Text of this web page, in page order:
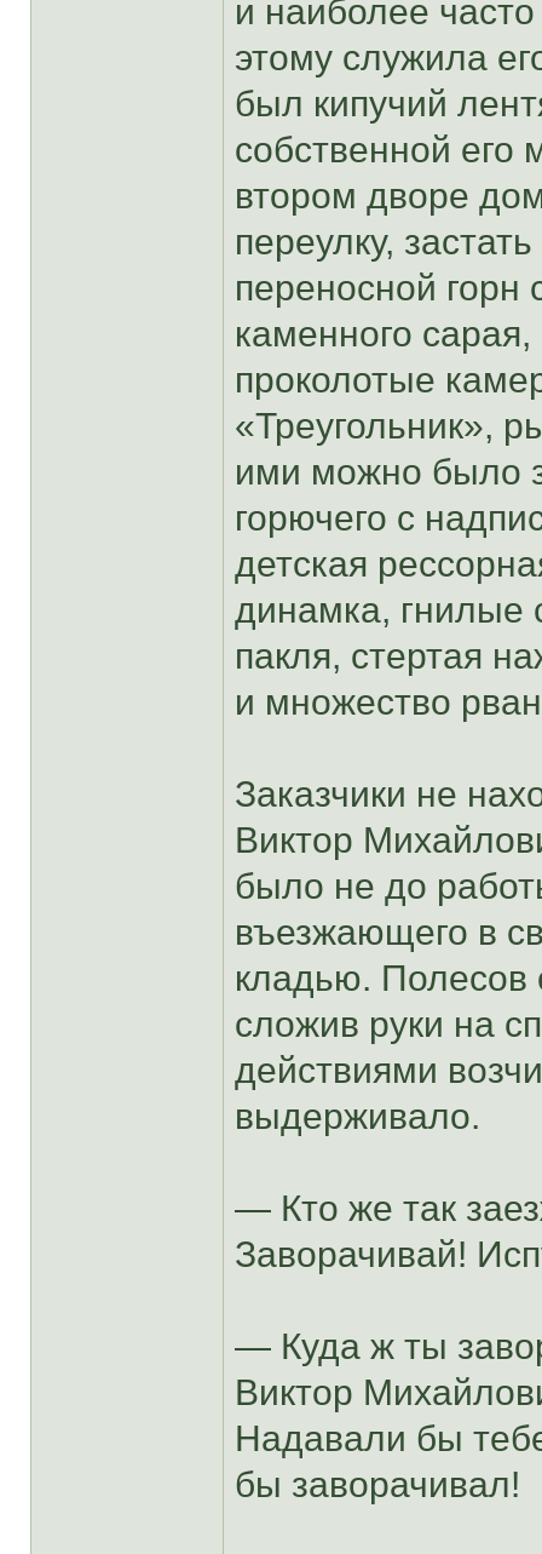
и наиболее
этому служила
был кипучий
собственной
втором дворе
переулку,
переносной горн
каменного
проколотые
«Треугольник»,
ими можно было
горючего с
детская
динамка, гнилые
пакля, стертая
и множество
Заказчики не
Виктор
было не до
въезжающего в
кладью. Полесов
сложив руки на
действиями
выдерживало.
— Кто же так
Заворачивай!
— Куда ж ты
Виктор
Надавали бы
бы заворачивал!